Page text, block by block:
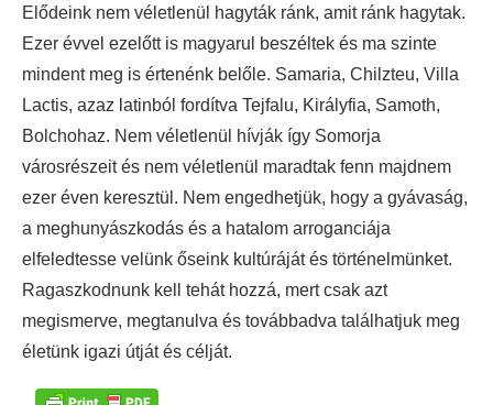
Elődeink nem véletlenül hagyták ránk, amit ránk hagytak.
Ezer évvel ezelőtt is magyarul beszéltek és ma szinte
mindent meg is értenénk belőle. Samaria, Chilzteu, Villa
Lactis, azaz latinból fordítva Tejfalu, Királyfia, Samoth,
Bolchohaz. Nem véletlenül hívják így Somorja
városrészeit és nem véletlenül maradtak fenn majdnem
ezer éven keresztül. Nem engedhetjük, hogy a gyávaság,
a meghunyászkodás és a hatalom arroganciája
elfeledtesse velünk őseink kultúráját és történelmünket.
Ragaszkodnunk kell tehát hozzá, mert csak azt
megismerve, megtanulva és továbbadva találhatjuk meg
életünk igazi útját és célját.